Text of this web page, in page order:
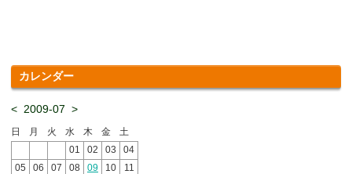
カレンダー
< 2009-07 >
日 月 火 水 木 金
土
01
02 03
04
05
06 07 08 09 10
11